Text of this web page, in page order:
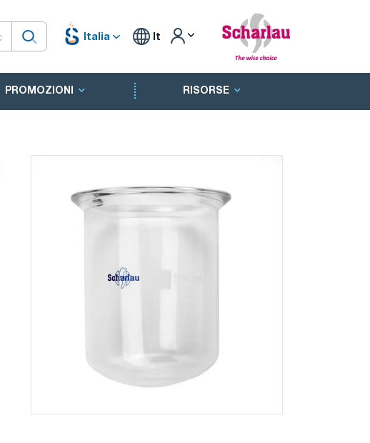
Italia It
PROMOZIONI RISORSE